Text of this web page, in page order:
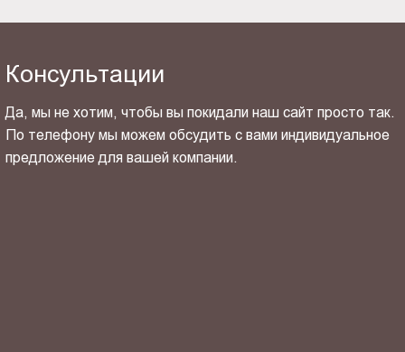
Консультации
Да, мы не хотим, чтобы вы покидали наш сайт просто так.
По телефону мы можем обсудить с вами индивидуальное
предложение для вашей компании.
ОТПРАВИТЬ СВОЙ КОНТАКТ